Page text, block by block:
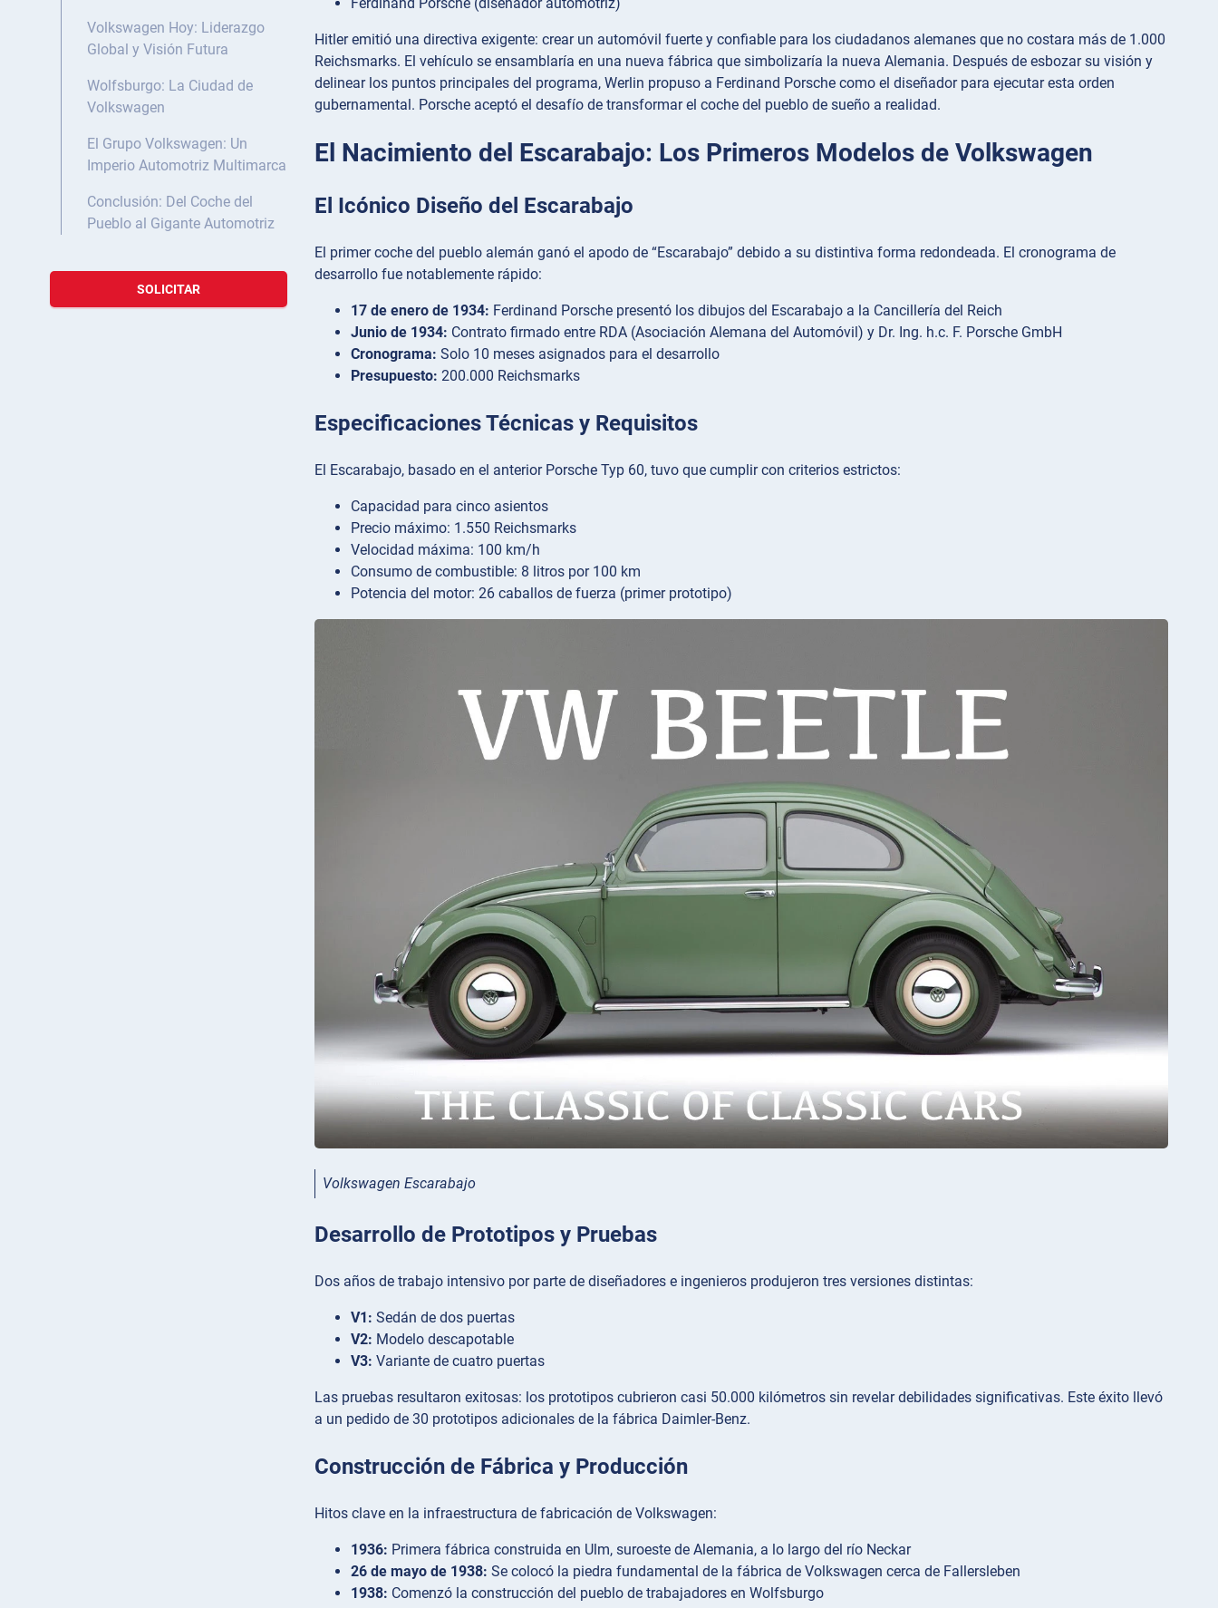
Volkswagen Hoy: Liderazgo
Global y Visión Futura
Wolfsburgo: La Ciudad de
Volkswagen
El Grupo Volkswagen: Un
Imperio Automotriz Multimarca
Conclusión: Del Coche del
Pueblo al Gigante Automotriz
SOLICITAR
Hitler emitió una directiva exigente: crear un automóvil fuerte y confiable para los ciudadanos alemanes que no costara más de 1.000
Reichsmarks. El vehículo se ensamblaría en una nueva fábrica que simbolizaría la nueva Alemania. Después de esbozar su visión y
delinear los puntos principales del programa, Werlin propuso a Ferdinand Porsche como el diseñador para ejecutar esta orden
gubernamental. Porsche aceptó el desafío de transformar el coche del pueblo de sueño a realidad.
El Nacimiento del Escarabajo: Los Primeros Modelos de Volkswagen
El Icónico Diseño del Escarabajo
El primer coche del pueblo alemán ganó el apodo de “Escarabajo” debido a su distintiva forma redondeada. El cronograma de
desarrollo fue notablemente rápido:
17 de enero de 1934: Ferdinand Porsche presentó los dibujos del Escarabajo a la Cancillería del Reich
Junio de 1934: Contrato firmado entre RDA (Asociación Alemana del Automóvil) y Dr. Ing. h.c. F. Porsche GmbH
Cronograma: Solo 10 meses asignados para el desarrollo
Presupuesto: 200.000 Reichsmarks
Especificaciones Técnicas y Requisitos
El Escarabajo, basado en el anterior Porsche Typ 60, tuvo que cumplir con criterios estrictos:
Capacidad para cinco asientos
Precio máximo: 1.550 Reichsmarks
Velocidad máxima: 100 km/h
Consumo de combustible: 8 litros por 100 km
Potencia del motor: 26 caballos de fuerza (primer prototipo)
Volkswagen Escarabajo
Desarrollo de Prototipos y Pruebas
Dos años de trabajo intensivo por parte de diseñadores e ingenieros produjeron tres versiones distintas:
V1: Sedán de dos puertas
V2: Modelo descapotable
V3: Variante de cuatro puertas
Las pruebas resultaron exitosas: los prototipos cubrieron casi 50.000 kilómetros sin revelar debilidades significativas. Este éxito llevó
a un pedido de 30 prototipos adicionales de la fábrica Daimler-Benz.
Construcción de Fábrica y Producción
Hitos clave en la infraestructura de fabricación de Volkswagen:
1936: Primera fábrica construida en Ulm, suroeste de Alemania, a lo largo del río Neckar
26 de mayo de 1938: Se colocó la piedra fundamental de la fábrica de Volkswagen cerca de Fallersleben
1938: Comenzó la construcción del pueblo de trabajadores en Wolfsburgo